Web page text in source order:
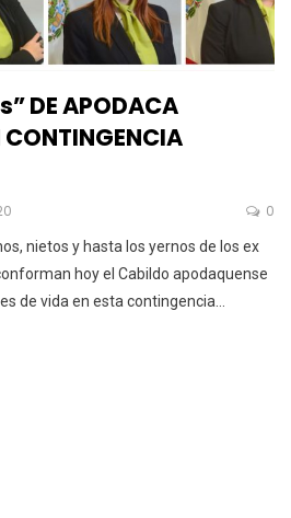
DE APODACA
CONTINGENCIA
0
nietos y hasta los yernos de los ex
hoy el Cabildo apodaquense
de vida en esta contingencia